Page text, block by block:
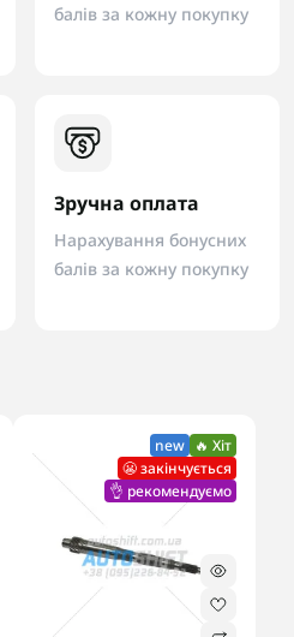
балів за кожну покупку
Зручна оплата
Нарахування бонусних
балів за кожну покупку
new 🔥 Хіт
😬 закінчується
👌 рекомендуємо